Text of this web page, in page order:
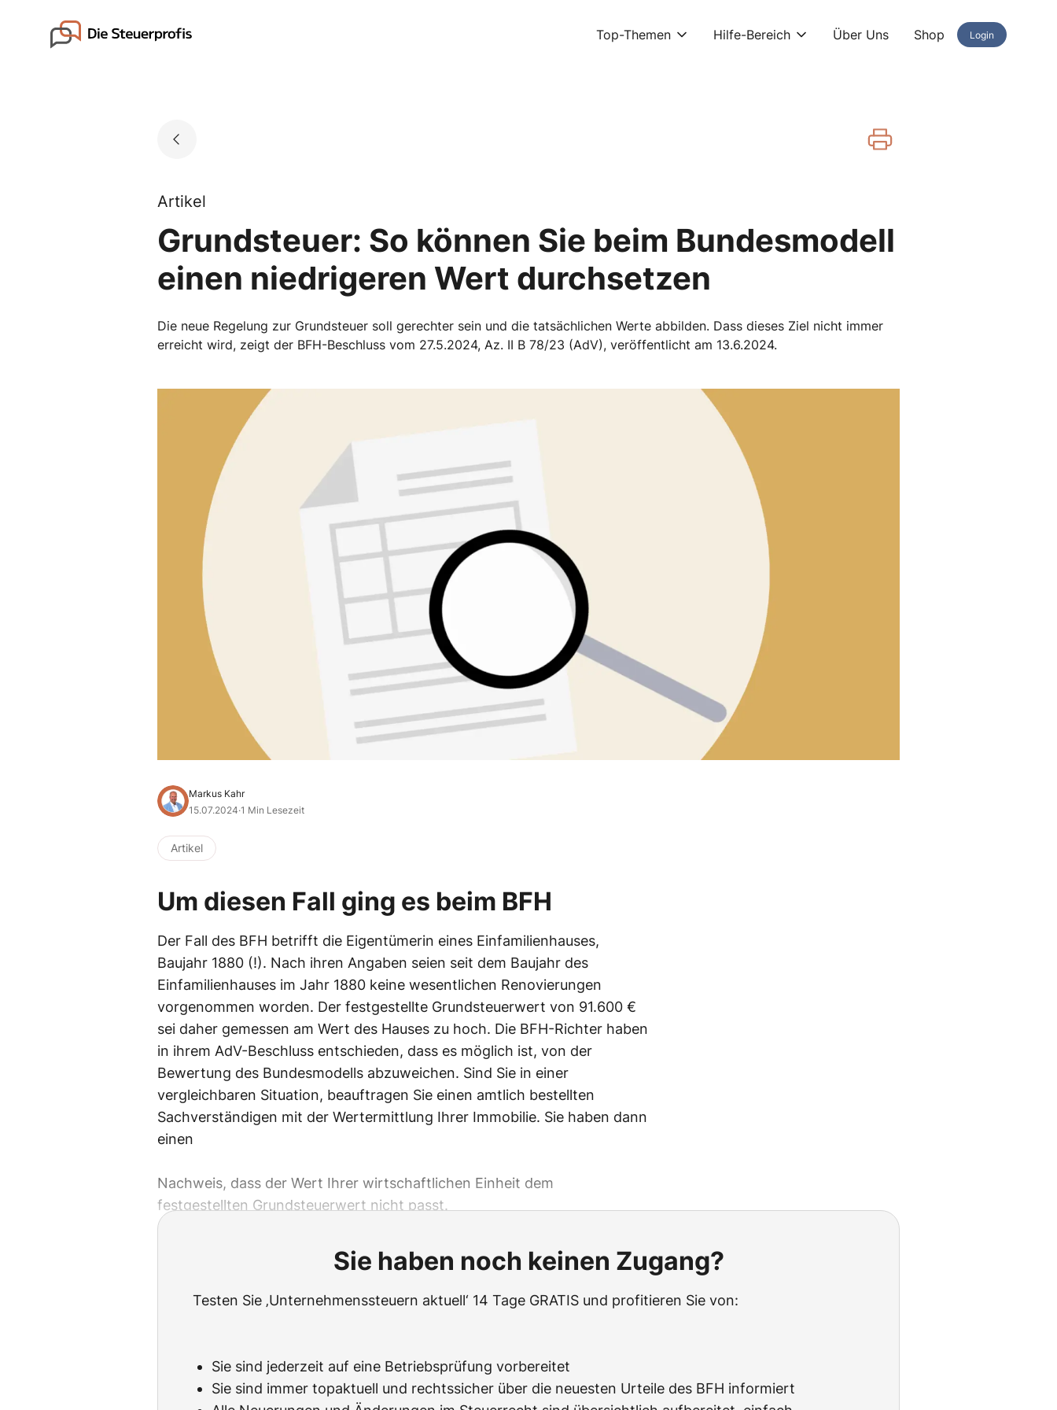
Go to landing page. Top-Themen Hilfe-Bereich Über Uns Shop Login
Artikel
Grundsteuer: So können Sie beim Bundesmodell
einen niedrigeren Wert durchsetzen
Die neue Regelung zur Grundsteuer soll gerechter sein und die tatsächlichen Werte abbilden. Dass dieses Ziel nicht immer
erreicht wird, zeigt der BFH-Beschluss vom 27.5.2024, Az. II B 78/23 (AdV), veröffentlicht am 13.6.2024.
Markus Kahr
15.07.2024·1 Min Lesezeit
Artikel
Um diesen Fall ging es beim BFH
Der Fall des BFH betrifft die Eigentümerin eines Einfamilienhauses,
Baujahr 1880 (!). Nach ihren Angaben seien seit dem Baujahr des
Einfamilienhauses im Jahr 1880 keine wesentlichen Renovierungen
vorgenommen worden. Der festgestellte Grundsteuerwert von 91.600 €
sei daher gemessen am Wert des Hauses zu hoch. Die BFH-Richter haben
in ihrem AdV-Beschluss entschieden, dass es möglich ist, von der
Bewertung des Bundesmodells abzuweichen. Sind Sie in einer
vergleichbaren Situation, beauftragen Sie einen amtlich bestellten
Sachverständigen mit der Wertermittlung Ihrer Immobilie. Sie haben dann
einen
Nachweis, dass der Wert Ihrer wirtschaftlichen Einheit dem
festgestellten Grundsteuerwert nicht passt.
Sie haben noch keinen Zugang?
Testen Sie ‚Unternehmenssteuern aktuell‘ 14 Tage GRATIS und profitieren Sie von:
Sie sind jederzeit auf eine Betriebsprüfung vorbereitet
Sie sind immer topaktuell und rechtssicher über die neuesten Urteile des BFH informiert